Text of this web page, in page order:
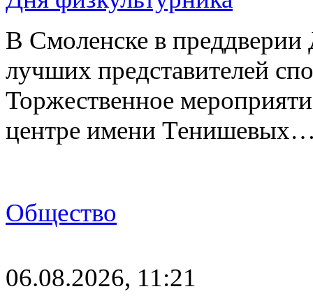
В Смоленске в преддверии
лучших представителей
Торжественное
центре имени
Общество
06.08.2026, 11:21